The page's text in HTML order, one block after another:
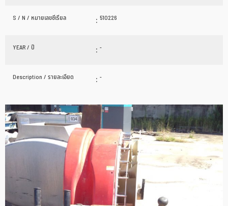
S / N / หมายเลขซีเรียล : 510226
YEAR / ปี : -
Description / รายละเอียด : -